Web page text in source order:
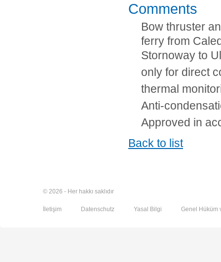
Comments
Bow thruster
ferry from
Stornoway to
only for direct
thermal
Anti-
Approved in
Back to list
© 2026 - Her hakkı saklıdır
İletişim Datenschutz Yasal Bilgi Genel Hüküm